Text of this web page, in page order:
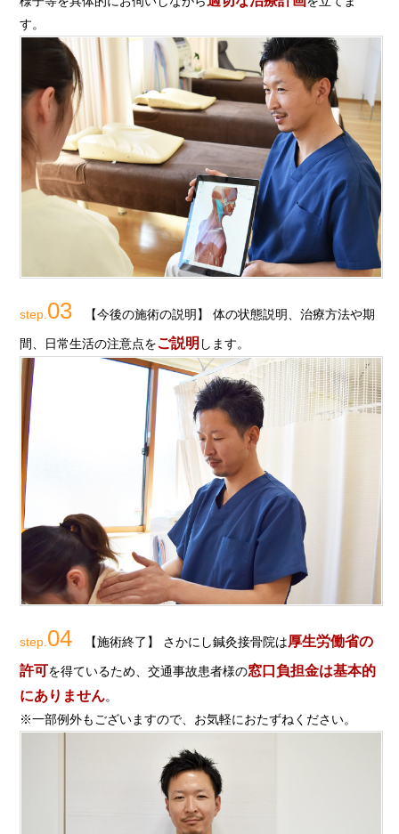
す。
step. 03 【今後の施術の説明】 体の状態説明、治療方法や期
間、日常生活の注意点をご説明 します。
step. 04 【施術終了】 さかにし鍼灸接骨院は厚生労働省の
許可を得ているため、交通事故患者様の窓口負担金は基本的
にありません。
※一部例外もございますので、お気軽におたずねください。